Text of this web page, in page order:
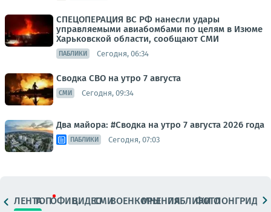
СПЕЦОПЕРАЦИЯ ВС РФ нанесли удары
управляемыми авиабомбами по целям в Изюме
Харьковской области, сообщают СМИ
ПАБЛИКИ Сегодня, 06:34
Сводка СВО на утро 7 августа
СМИ Сегодня, 09:34
Два майора: #Сводка на утро 7 августа 2026 года
ПАБЛИКИ Сегодня, 07:03
ЛЕНТАТОПОФИЦ.ВИДЕОСМИВОЕНКОРЫМНЕНИЯПАБЛИКИ
ФОТОЛОНГРИДЫ